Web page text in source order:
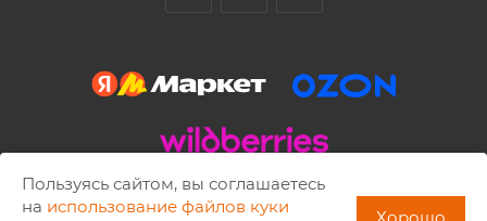
2002 - 2026 © ISBC. Copying of materials is allowed only with
Пользуясь сайтом, вы соглашаетесь
на использование файлов куки
Хорошо